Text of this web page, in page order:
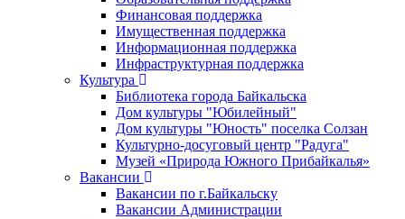
Финансовая поддержка
Имущественная поддержка
Информационная поддержка
Инфраструктурная поддержка
Культура
Библиотека города Байкальска
Дом культуры "Юбилейный"
Дом культуры "Юность" поселка Солзан
Культурно-досуговый центр "Радуга"
Музей «Природа Южного Прибайкалья»
Вакансии
Вакансии по г.Байкальску
Вакансии Администрации